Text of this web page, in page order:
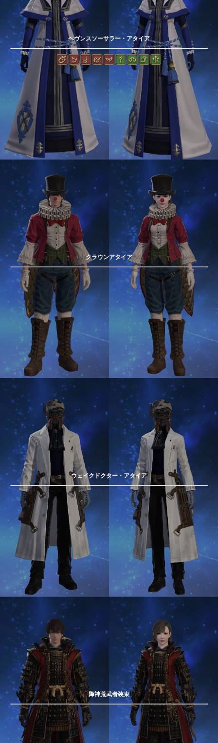
ヘヴンスソーサラー・アタイア
クラウンアタイア
ウェイクドクター・アタイア
降神荒武者装束